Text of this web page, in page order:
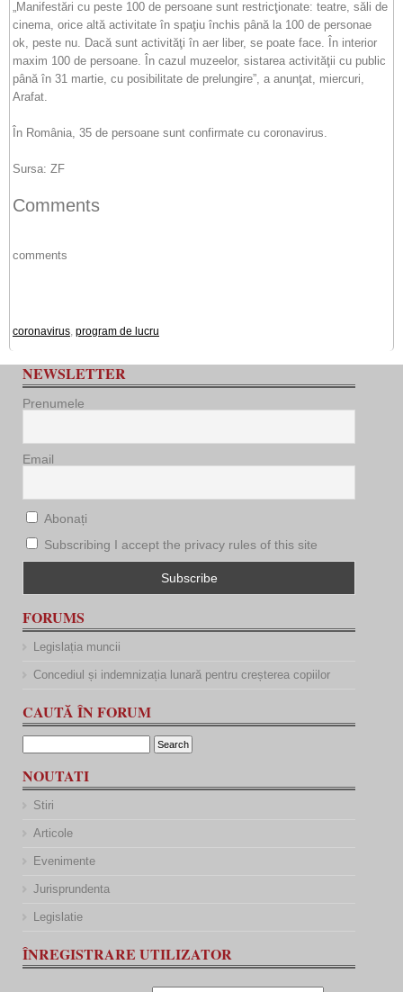
„Manifestări cu peste 100 de persoane sunt restricţionate: teatre, săli de
cinema, orice altă activitate în spaţiu închis până la 100 de personae
ok, peste nu. Dacă sunt activităţi în aer liber, se poate face. În interior
maxim 100 de persoane. În cazul muzeelor, sistarea activităţii cu public
până în 31 martie, cu posibilitate de prelungire”, a anunţat, miercuri,
Arafat.
În România, 35 de persoane sunt confirmate cu coronavirus.
Sursa: ZF
Comments
comments
coronavirus, program de lucru
NEWSLETTER
Prenumele
Email
Abonați
Subscribing I accept the privacy rules of this site
FORUMS
Legislația muncii
Concediul și indemnizația lunară pentru creșterea copiilor
CAUTĂ ÎN FORUM
NOUTATI
Stiri
Articole
Evenimente
Jurisprundenta
Legislatie
ÎNREGISTRARE UTILIZATOR